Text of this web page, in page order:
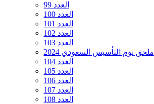
العدد 99
العدد 100
العدد 101
العدد 102
العدد 103
ملحق يوم التأسيس السعودي 2024
العدد 104
العدد 105
العدد 106
العدد 107
العدد 108